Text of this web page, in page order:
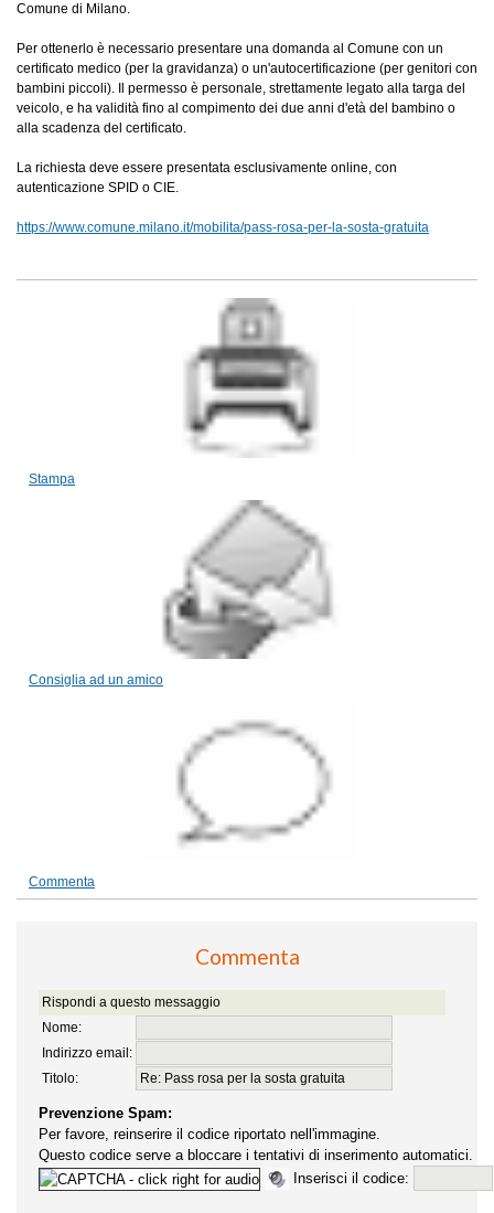
Comune di Milano.
Per ottenerlo è necessario presentare una domanda al Comune con un
certificato medico (per la gravidanza) o un'autocertificazione (per genitori con
bambini piccoli). Il permesso è personale, strettamente legato alla targa del
veicolo, e ha validità fino al compimento dei due anni d'età del bambino o
alla scadenza del certificato.
La richiesta deve essere presentata esclusivamente online, con
autenticazione SPID o CIE.
https://www.comune.milano.it/mobilita/pass-rosa-per-la-sosta-gratuita
Stampa
Consiglia ad un amico
Commenta
Commenta
Rispondi a questo messaggio
Nome:
Indirizzo email:
Titolo:
Prevenzione Spam:
Per favore, reinserire il codice riportato nell'immagine.
Questo codice serve a bloccare i tentativi di inserimento automatici.
Inserisci il codice: